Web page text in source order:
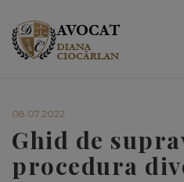
08.07.2022
Ghid de
procedura